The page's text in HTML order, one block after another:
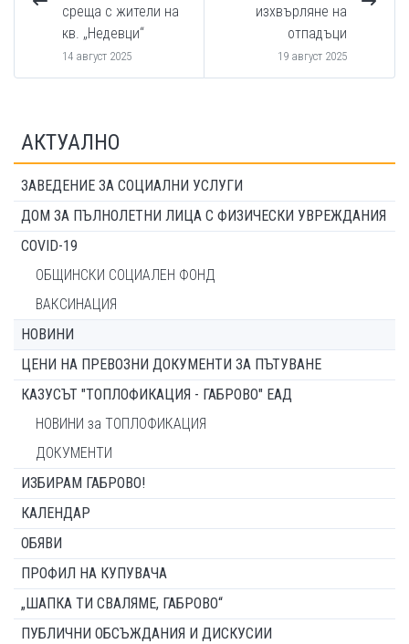
среща с жители на
кв. „Недевци“
14 август 2025
изхвърляне на
отпадъци
19 август 2025
АКТУАЛНО
ЗАВЕДЕНИЕ ЗА СОЦИАЛНИ УСЛУГИ
ДОМ ЗА ПЪЛНОЛЕТНИ ЛИЦА С ФИЗИЧЕСКИ УВРЕЖДАНИЯ
COVID-19
ОБЩИНСКИ СОЦИАЛЕН ФОНД
ВАКСИНАЦИЯ
НОВИНИ
ЦЕНИ НА ПРЕВОЗНИ ДОКУМЕНТИ ЗА ПЪТУВАНЕ
КАЗУСЪТ "ТОПЛОФИКАЦИЯ - ГАБРОВО" ЕАД
НОВИНИ за ТОПЛОФИКАЦИЯ
ДОКУМЕНТИ
ИЗБИРАМ ГАБРОВО!
КАЛЕНДАР
ОБЯВИ
ПРОФИЛ НА КУПУВАЧА
„ШАПКА ТИ СВАЛЯМЕ, ГАБРОВО“
ПУБЛИЧНИ ОБСЪЖДАНИЯ И ДИСКУСИИ